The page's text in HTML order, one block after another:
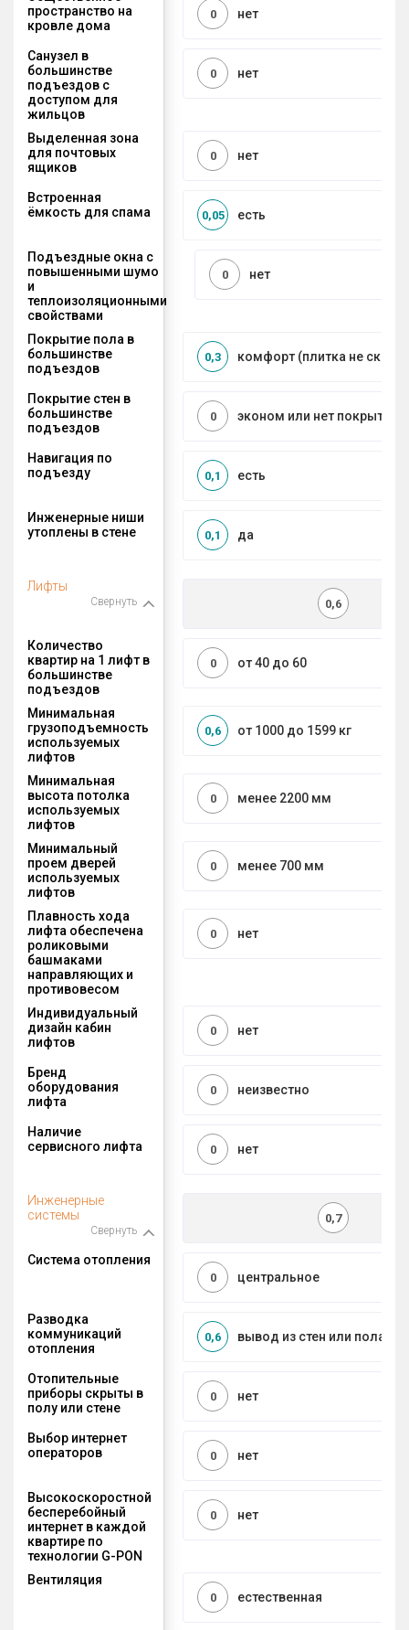
пространство на
кровле дома
нет
0
Санузел в
большинстве
подъездов с
доступом для
жильцов
нет
0
Выделенная зона
для почтовых
ящиков
нет
0
Встроенная
ёмкость для спама
есть
0,05
Подъездные окна с
повышенными шумо
и
теплоизоляционными
свойствами
нет
0
Покрытие пола в
большинстве
подъездов
комфорт (плитка не
0,3
Покрытие стен в
большинстве
подъездов
эконом или нет покрытия
0
Навигация по
подъезду
есть
0,1
Инженерные ниши
утоплены в стене
да
0,1
Лифты
Свернуть 0,6
Количество
квартир на 1 лифт в
большинстве
подъездов
от 40 до 60
0
Минимальная
грузоподъемность
используемых
лифтов
от 1000 до 1599 кг
0,6
Минимальная
высота потолка
используемых
лифтов
менее 2200 мм
0
Минимальный
проем дверей
используемых
лифтов
менее 700 мм
0
Плавность хода
лифта обеспечена
роликовыми
башмаками
направляющих и
противовесом
нет
0
Индивидуальный
дизайн кабин
лифтов
нет
0
Бренд
оборудования
лифта
неизвестно
0
Наличие
сервисного лифта
нет
0
Инженерные
системы
Свернуть
0,7
Система отопления
центральное
0
Разводка
коммуникаций
отопления
вывод из стен или пола
0,6
Отопительные
приборы скрыты в
полу или стене
нет
0
Выбор интернет
операторов
нет
0
Высокоскоростной
бесперебойный
интернет в каждой
квартире по
технологии G-PON
нет
0
Вентиляция
естественная
0